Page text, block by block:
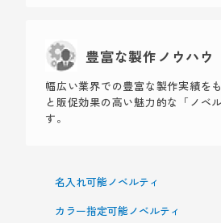
豊富な製作ノウハウ
幅広い業界での豊富な製作実績を
と販促効果の高い魅力的な「ノベ
す。
名入れ可能ノベルティ
カラー指定可能ノベルティ